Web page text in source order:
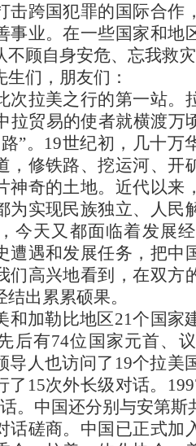
击跨国犯罪的国际合作
事业。在一些国家和地
不顾自身安危、忘我救
们，朋友们：
拉美之行的第一站。
拉贸易的使者就横渡万
”。19世纪初，几十万
，修铁路、挖运河、开
神奇的土地。近代以来
为实现民族独立、人民
今天又都面临着发展
遭遇和发展任务，把中
们高兴地看到，在双方
出累累硕果。
加勒比地区21个国家
后有74位国家元首、
导人也访问了19个拉美
了15次外长级对话。
。中国还分别与安第斯
话磋商。中国已正式加